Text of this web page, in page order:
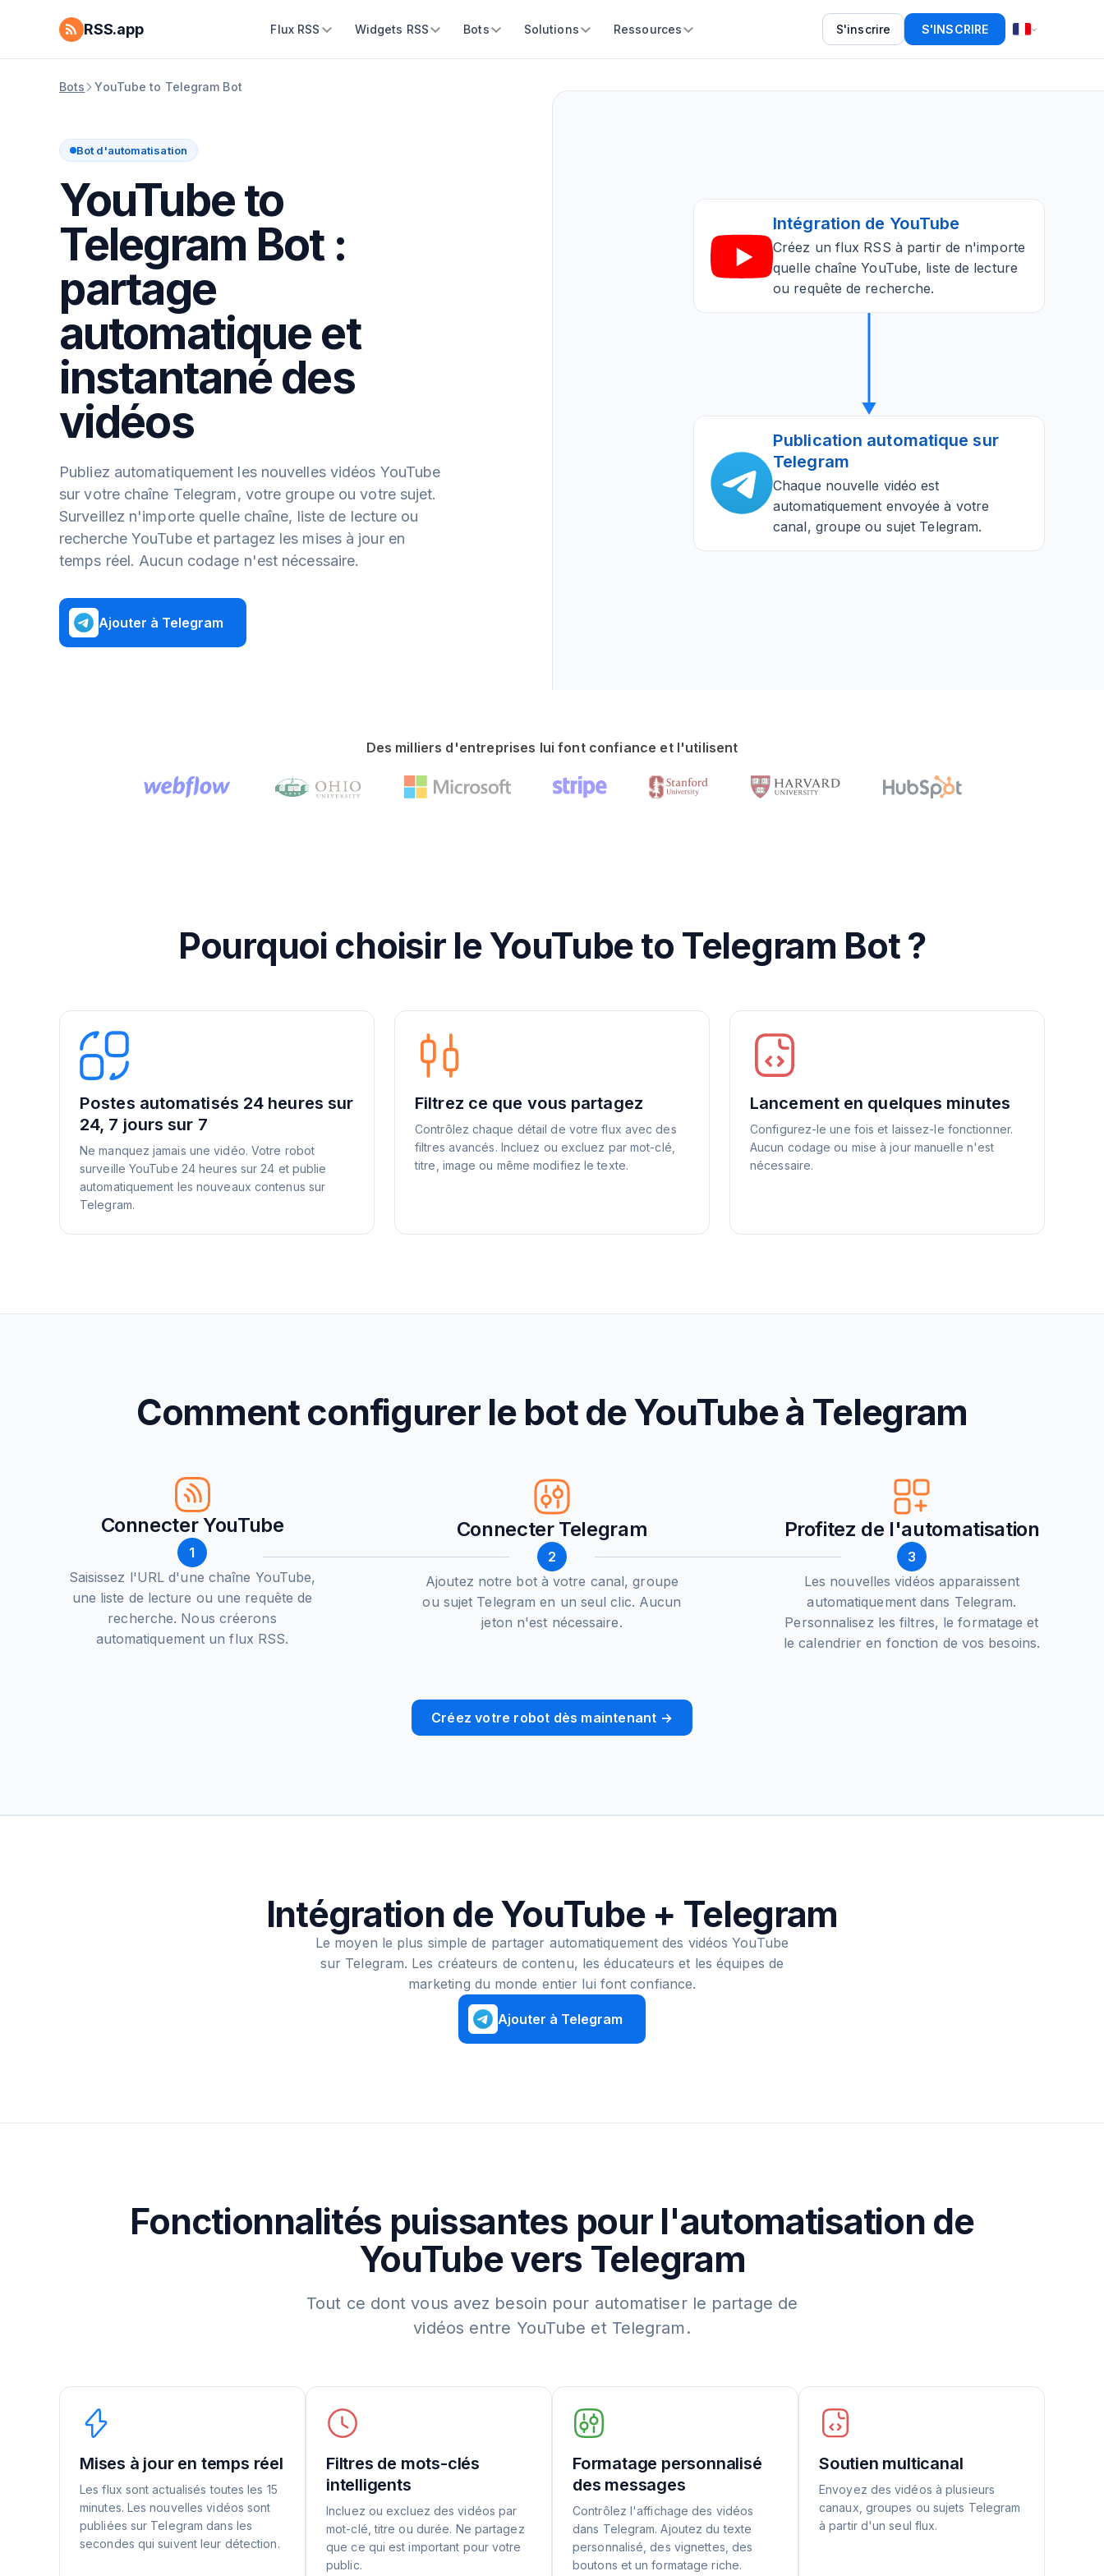
RSS.app Flux RSS Widgets RSS Bots Solutions Ressources S'inscrire S'INSCRIRE
Bots YouTube to Telegram Bot
Bot d'automatisation
YouTube to
Telegram Bot :
partage
automatique et
instantané des
vidéos
Publiez automatiquement les nouvelles vidéos YouTube
sur votre chaîne Telegram, votre groupe ou votre sujet.
Surveillez n'importe quelle chaîne, liste de lecture ou
recherche YouTube et partagez les mises à jour en
temps réel. Aucun codage n'est nécessaire.
Ajouter à Telegram
Intégration de YouTube
Créez un flux RSS à partir de n'importe
quelle chaîne YouTube, liste de lecture
ou requête de recherche.
Publication automatique sur
Telegram
Chaque nouvelle vidéo est
automatiquement envoyée à votre
canal, groupe ou sujet Telegram.
Des milliers d'entreprises lui font confiance et l'utilisent
Pourquoi choisir le YouTube to Telegram Bot ?
Postes automatisés 24 heures sur
24, 7 jours sur 7
Ne manquez jamais une vidéo. Votre robot
surveille YouTube 24 heures sur 24 et publie
automatiquement les nouveaux contenus sur
Telegram.
Filtrez ce que vous partagez
Contrôlez chaque détail de votre flux avec des
filtres avancés. Incluez ou excluez par mot-clé,
titre, image ou même modifiez le texte.
Lancement en quelques minutes
Configurez-le une fois et laissez-le fonctionner.
Aucun codage ou mise à jour manuelle n'est
nécessaire.
Comment configurer le bot de YouTube à Telegram
Connecter YouTube
1
Saisissez l'URL d'une chaîne YouTube,
une liste de lecture ou une requête de
recherche. Nous créerons
automatiquement un flux RSS.
Connecter Telegram
2
Ajoutez notre bot à votre canal, groupe
ou sujet Telegram en un seul clic. Aucun
jeton n'est nécessaire.
Profitez de l'automatisation
3
Les nouvelles vidéos apparaissent
automatiquement dans Telegram.
Personnalisez les filtres, le formatage et
le calendrier en fonction de vos besoins.
Créez votre robot dès maintenant →
Intégration de YouTube + Telegram
Le moyen le plus simple de partager automatiquement des vidéos YouTube
sur Telegram. Les créateurs de contenu, les éducateurs et les équipes de
marketing du monde entier lui font confiance.
Ajouter à Telegram
Fonctionnalités puissantes pour l'automatisation de
YouTube vers Telegram
Tout ce dont vous avez besoin pour automatiser le partage de
vidéos entre YouTube et Telegram.
Mises à jour en temps réel
Les flux sont actualisés toutes les 15
minutes. Les nouvelles vidéos sont
publiées sur Telegram dans les
secondes qui suivent leur détection.
Filtres de mots-clés
intelligents
Incluez ou excluez des vidéos par
mot-clé, titre ou durée. Ne partagez
que ce qui est important pour votre
public.
Formatage personnalisé
des messages
Contrôlez l'affichage des vidéos
dans Telegram. Ajoutez du texte
personnalisé, des vignettes, des
boutons et un formatage riche.
Soutien multicanal
Envoyez des vidéos à plusieurs
canaux, groupes ou sujets Telegram
à partir d'un seul flux.